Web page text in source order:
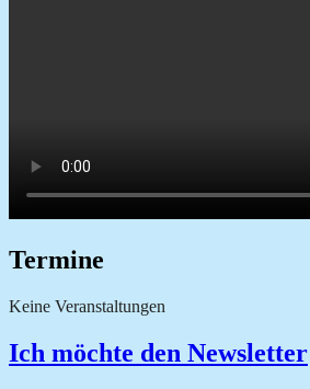
Termine
Keine Veranstaltungen
Ich möchte den Newsletter